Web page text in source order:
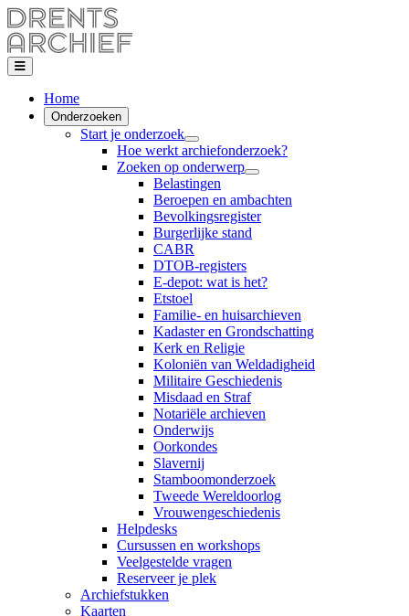
Home
Onderzoeken
Start je onderzoek
Hoe werkt archiefonderzoek?
Zoeken op onderwerp
Belastingen
Beroepen en ambachten
Bevolkingsregister
Burgerlijke stand
CABR
DTOB-registers
E-depot: wat is het?
Etstoel
Familie- en huisarchieven
Kadaster en Grondschatting
Kerk en Religie
Koloniën van Weldadigheid
Militaire Geschiedenis
Misdaad en Straf
Notariële archieven
Onderwijs
Oorkondes
Slavernij
Stamboomonderzoek
Tweede Wereldoorlog
Vrouwengeschiedenis
Helpdesks
Cursussen en workshops
Veelgestelde vragen
Reserveer je plek
Archiefstukken
Kaarten